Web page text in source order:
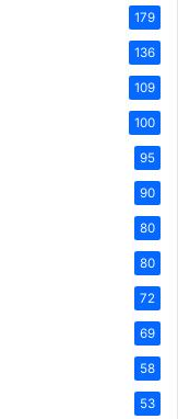
179
136
109
100
95
90
80
80
72
69
58
53